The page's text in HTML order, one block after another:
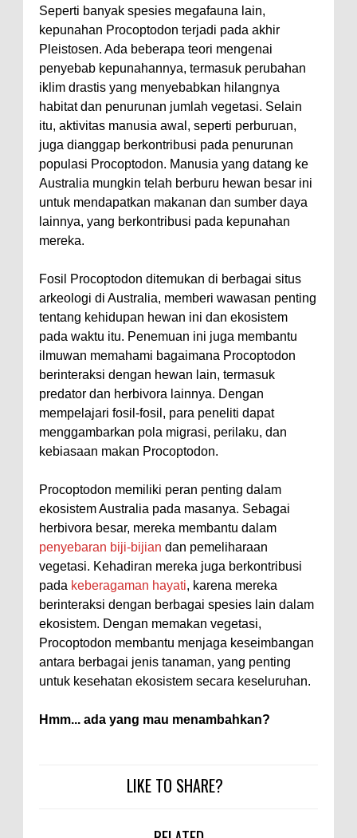
Seperti banyak spesies megafauna lain,
kepunahan Procoptodon terjadi pada akhir
Pleistosen. Ada beberapa teori mengenai
penyebab kepunahannya, termasuk perubahan
iklim drastis yang menyebabkan hilangnya
habitat dan penurunan jumlah vegetasi. Selain
itu, aktivitas manusia awal, seperti perburuan,
juga dianggap berkontribusi pada penurunan
populasi Procoptodon. Manusia yang datang ke
Australia mungkin telah berburu hewan besar ini
untuk mendapatkan makanan dan sumber daya
lainnya, yang berkontribusi pada kepunahan
mereka.
Fosil Procoptodon ditemukan di berbagai situs
arkeologi di Australia, memberi wawasan penting
tentang kehidupan hewan ini dan ekosistem
pada waktu itu. Penemuan ini juga membantu
ilmuwan memahami bagaimana Procoptodon
berinteraksi dengan hewan lain, termasuk
predator dan herbivora lainnya. Dengan
mempelajari fosil-fosil, para peneliti dapat
menggambarkan pola migrasi, perilaku, dan
kebiasaan makan Procoptodon.
Procoptodon memiliki peran penting dalam
ekosistem Australia pada masanya. Sebagai
herbivora besar, mereka membantu dalam
penyebaran biji-bijian dan pemeliharaan
vegetasi. Kehadiran mereka juga berkontribusi
pada keberagaman hayati, karena mereka
berinteraksi dengan berbagai spesies lain dalam
ekosistem. Dengan memakan vegetasi,
Procoptodon membantu menjaga keseimbangan
antara berbagai jenis tanaman, yang penting
untuk kesehatan ekosistem secara keseluruhan.
Hmm... ada yang mau menambahkan?
LIKE TO SHARE?